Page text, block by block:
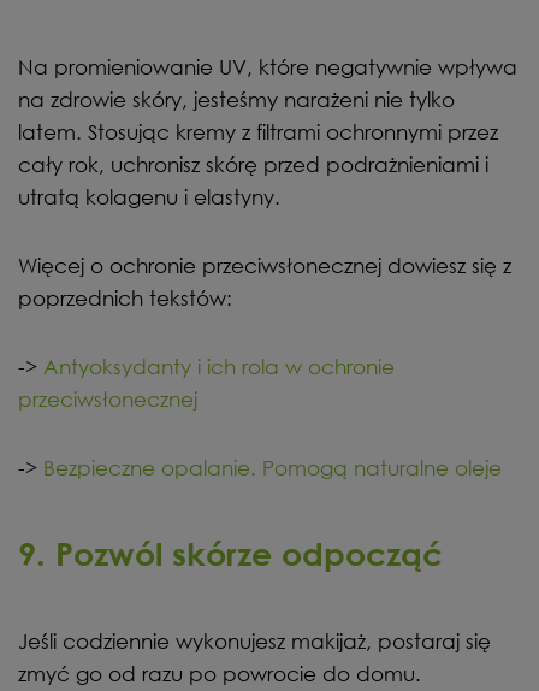
Na promieniowanie UV, które negatywnie wpływa
na zdrowie skóry, jesteśmy narażeni nie tylko
latem. Stosując kremy z filtrami ochronnymi przez
cały rok, uchronisz skórę przed podrażnieniami i
utratą kolagenu i elastyny.
Więcej o ochronie przeciwsłonecznej dowiesz się z
poprzednich tekstów:
-> Antyoksydanty i ich rola w ochronie
przeciwsłonecznej
-> Bezpieczne opalanie. Pomogą naturalne oleje
9. Pozwól skórze odpocząć
Jeśli codziennie wykonujesz makijaż, postaraj się
zmyć go od razu po powrocie do domu.